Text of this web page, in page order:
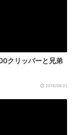
クリッパーと兄弟
2018/09/21